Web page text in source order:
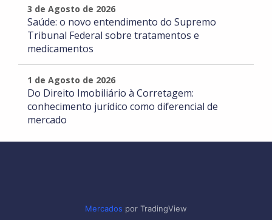
3 de Agosto de 2026
Saúde: o novo entendimento do Supremo
Tribunal Federal sobre tratamentos e
medicamentos
1 de Agosto de 2026
Do Direito Imobiliário à Corretagem:
conhecimento jurídico como diferencial de
mercado
Mercados por TradingView